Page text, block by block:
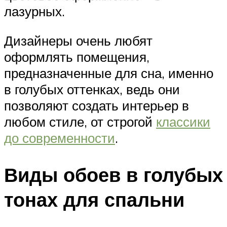
лазурных.
Дизайнеры очень любят
оформлять помещения,
предназначенные для сна, именно
в голубых оттенках, ведь они
позволяют создать интерьер в
любом стиле, от строгой классики
до современности.
Виды обоев в голубых
тонах для спальни